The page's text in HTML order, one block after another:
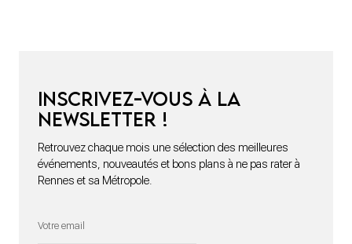
Inscrivez-vous à la
newsletter !
Retrouvez chaque mois une sélection des meilleures
événements, nouveautés et bons plans à ne pas rater à
Rennes et sa Métropole.